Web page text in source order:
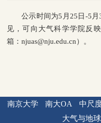
公示时间为5月25日-5
见，可向大气科学学院反
箱：njuas@nju.edu.cn）。
南京大学 南大OA 中尺
大气与地